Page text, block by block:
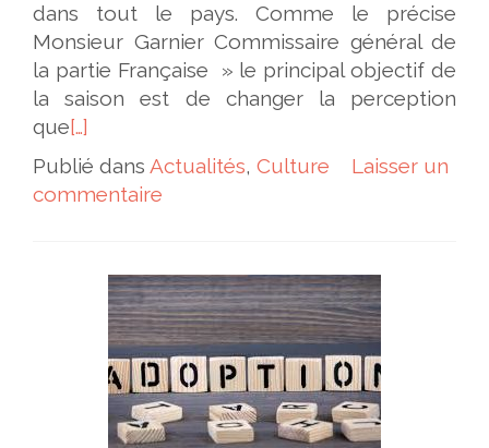
dans tout le pays. Comme le précise
Monsieur Garnier Commissaire général de
la partie Française » le principal objectif de
la saison est de changer la perception
que[…]
Publié dans Actualités, Culture
Laisser un
commentaire